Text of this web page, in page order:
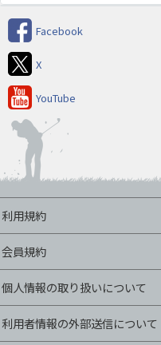
Facebook
X
YouTube
利用規約
会員規約
個人情報の取り扱いについて
利用者情報の外部送信について